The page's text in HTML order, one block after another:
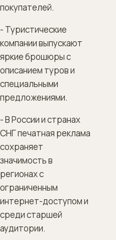
покупателей.
- Туристические
компании выпускают
яркие брошюры с
описанием туров и
специальными
предложениями.
- В России и странах
СНГ печатная реклама
сохраняет
значимость в
регионах с
ограниченным
интернет-доступом и
среди старшей
аудитории.